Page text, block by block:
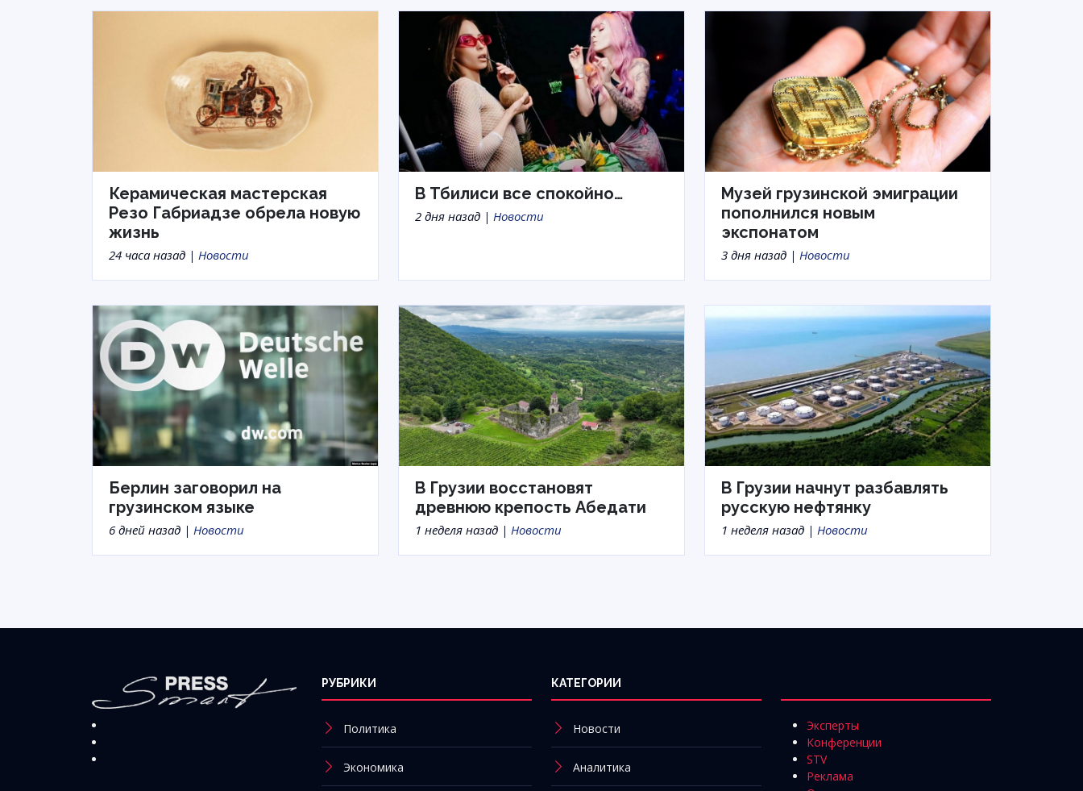
Керамическая мастерская
Резо Габриадзе обрела новую
жизнь
24 часа назад | Новости
В Тбилиси все спокойно…
2 дня назад | Новости
Музей грузинской эмиграции
пополнился новым
экспонатом
3 дня назад | Новости
Берлин заговорил на
грузинском языке
6 дней назад | Новости
В Грузии восстановят
древнюю крепость Абедати
1 неделя назад | Новости
В Грузии начнут разбавлять
русскую нефтянку
1 неделя назад | Новости
РУБРИКИ
Политика
Экономика
КАТЕГОРИИ
Новости
Аналитика
Эксперты
Конференции
STV
Реклама